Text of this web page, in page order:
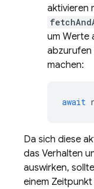
aktivieren
um Werte
abzurufen
machen:
await
Da sich diese
das Verhalten
auswirken,
einem